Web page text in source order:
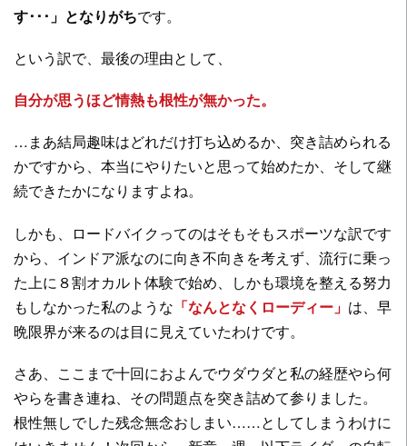
す･･･」となりがちです。
という訳で、最後の理由として、
自分が思うほど情熱も根性が無かった。
…まあ結局趣味はどれだけ打ち込めるか、突き詰められる
かですから、本当にやりたいと思って始めたか、そして継
続できたかになりますよね。
しかも、ロードバイクってのはそもそもスポーツな訳です
から、インドア派なのに向き不向きを考えず、流行に乗っ
た上に８割オカルト体験で始め、しかも環境を整える努力
もしなかった私のような 「なんとなくローディー」 は、早
晩限界が来るのは目に見えていたわけです。
さあ、ここまで十回におよんでウダウダと私の経歴やら何
やらを書き連ね、その問題点を突き詰めて参りました。
根性無しでした残念無念おしまい……としてしまうわけに